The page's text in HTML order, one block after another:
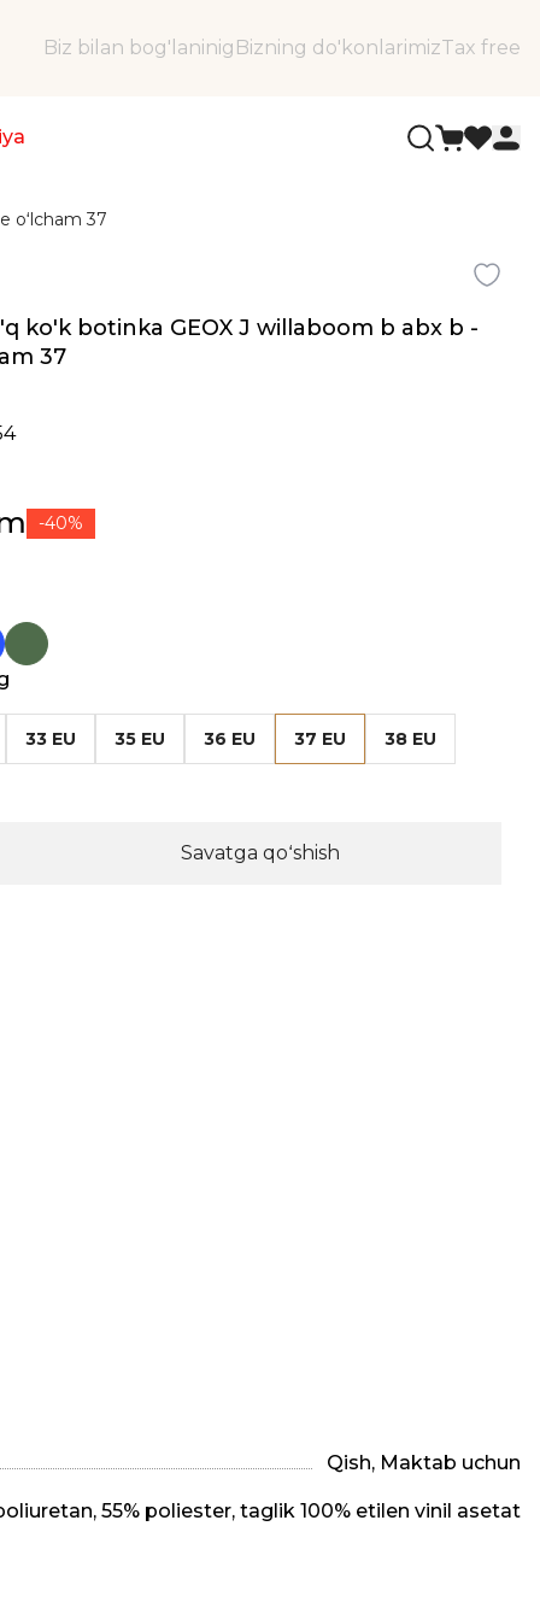
Biz bilan bog'laninig Bizning do'konlarimizTax free
oʻlcham 37
ko'k botinka GEOX J willaboom b abx b -
37
-40%
33 EU 35 EU 36 EU 37 EU 38 EU
Savatga qoʻshish
Qish, Maktab uchun
55% poliester, taglik 100% etilen vinil asetat